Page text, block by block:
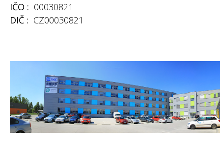
IČO : 00030821
DIČ : CZ00030821